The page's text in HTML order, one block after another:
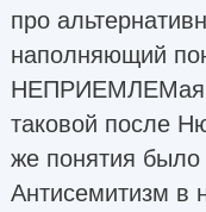
про
наполняющий
НЕПРИЕМЛЕМая,
таковой после
же понятия было
Антисемитизм в